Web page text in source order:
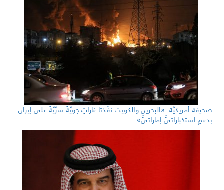
صحيفة أمريكيّة: «البحرين والكويت نفّذتا غاراتٍ جويّةً سرّيّةً على إيران
بدعمٍ استخباراتيٍّ إماراتيٍّ»